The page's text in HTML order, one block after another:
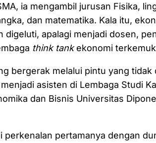
ia mengambil jurusan Fisika,
dan matematika. Kala itu,
digeluti, apalagi menjadi dosen,
think tankekonomi
bergerak melalui pintu yang tidak
asisten di Lembaga Studi
dan Bisnis Universitas
perkenalan pertamanya dengan